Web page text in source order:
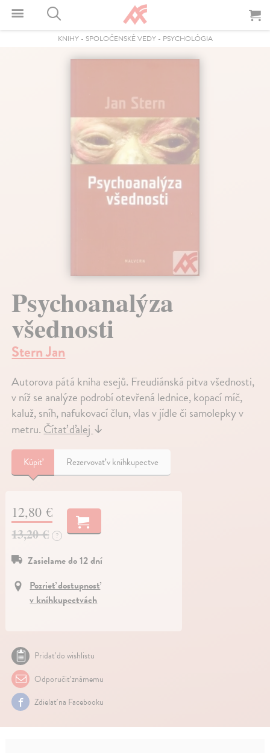
KNIHY- SPOLOČENSKÉ VEDY- PSYCHOLÓGIA
Psychoanalýza
všednosti
Stern Jan
Autorova pátá kniha esejů. Freudiánská pitva všednosti,
v níž se analýze podrobí otevřená lednice, kopací míč,
kaluž, sníh, nafukovací člun, vlas v jídle či samolepky v
metru.Čítať ďalej↓
Kúpiť Rezervovať v kníhkupectve
12,80 €
13,20 €
?
Zasielame do 12 dní
Pozrieť dostupnosť
v kníhkupectvách
Pridať do wishlistu
Odporučiť známemu
Zdielať na Facebooku